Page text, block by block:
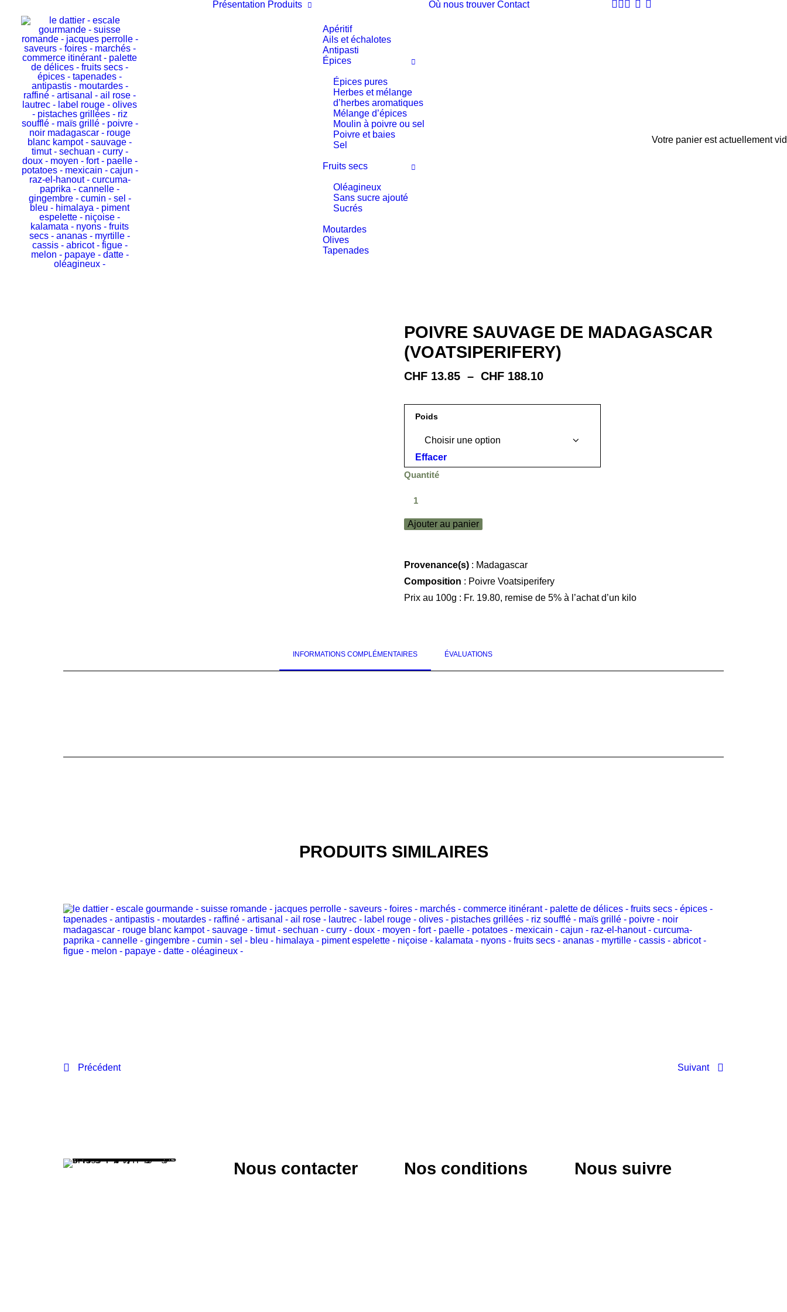
Présentation Produits
Apéritif
Ails et échalotes
Antipasti
Épices
Épices pures
Herbes et mélange
d’herbes aromatiques
Mélange d’épices
Moulin à poivre ou sel
Poivre et baies
Sel
Fruits secs
Oléagineux
Sans sucre ajouté
Sucrés
Moutardes
Olives
Tapenades
Où nous trouver Contact
Votre panier est actuellement
POIVRE SAUVAGE DE MADAGASCAR
(VOATSIPERIFERY)
CHF 13.85 – CHF 188.10Plage
prix :
CHF 188.10
Poids
Effacer
Quantité
Poivre
Madagascar
(Voatsiperifery)
Ajouter au panier
Provenance(s) : Madagascar
Composition : Poivre Voatsiperifery
Prix au 100g : Fr. 19.80, remise de 5% à l’achat d’un kilo
INFORMATIONS COMPLÉMENTAIRES ÉVALUATIONS
PRODUITS SIMILAIRES
Précédent Suivant
Nous contacter Nos conditions Nous suivre